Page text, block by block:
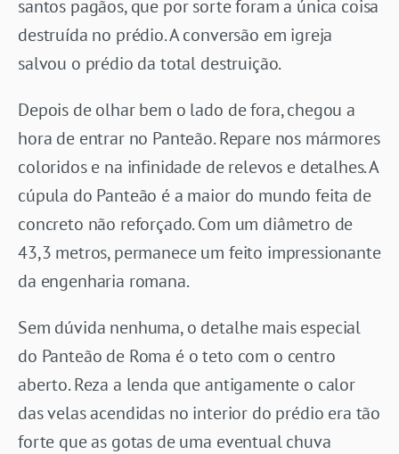
santos pagãos, que por sorte foram a única coisa
destruída no prédio. A conversão em igreja
salvou o prédio da total destruição.
Depois de olhar bem o lado de fora, chegou a
hora de entrar no Panteão. Repare nos mármores
coloridos e na infinidade de relevos e detalhes. A
cúpula do Panteão é a maior do mundo feita de
concreto não reforçado. Com um diâmetro de
43,3 metros, permanece um feito impressionante
da engenharia romana.
Sem dúvida nenhuma, o detalhe mais especial
do Panteão de Roma é o teto com o centro
aberto. Reza a lenda que antigamente o calor
das velas acendidas no interior do prédio era tão
forte que as gotas de uma eventual chuva